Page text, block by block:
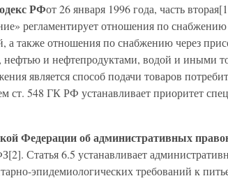
РФот 26 января 1996 года, часть
регламентирует отношения по снабжению
а также отношения по снабжению через
нефтью и нефтепродуктами, водой и иными
является способ подачи товаров
ст. 548 ГК РФ устанавливает приоритет
Федерации об административных
Статья 6.5 устанавливает
эпидемиологических требований к